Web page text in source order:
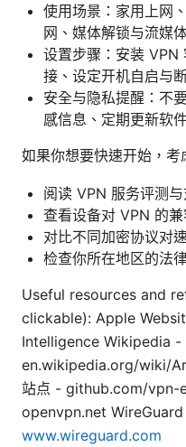
使用场景：家用上网
网、媒体解锁与流媒
设置步骤：安装 VPN
接、设定开机自启与
安全与隐私提醒：不
感信息、定期更新软
如果你想要快速开始，考
阅读 VPN 服务评测
查看设备对 VPN 的
对比不同加密协议对
检查你所在地区的法
Useful resources and
clickable): Apple
Intelligence Wikipedia -
en.wikipedia.org/wiki/
站点 - github.com/vpn-
openvpn.net
www.wireguard.com